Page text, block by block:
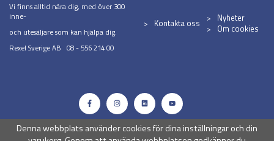
Vi finns alltid nära dig, med över 300
inne-
och utesäljare som kan hjälpa dig.
Rexel Sverige AB 08 - 556 214 00
Kontakta oss
Nyheter
Om cookies
Denna webbplats använder cookies för dina inställningar och din